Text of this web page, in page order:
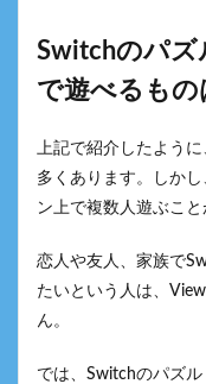
Switchのパズ
で遊べるもの
上記で紹介したよう
多くあります。しか
ン上で複数人遊ぶこ
恋人や友人、家族で
たいという人は、
ん。
では、Switchのパズ